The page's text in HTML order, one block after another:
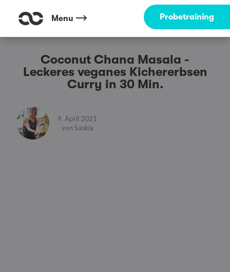
Menu Probetraining
Coconut Chana Masala -
Leckeres veganes Kichererbsen
Curry in 30 Min.
9. April 2021
von Saskia